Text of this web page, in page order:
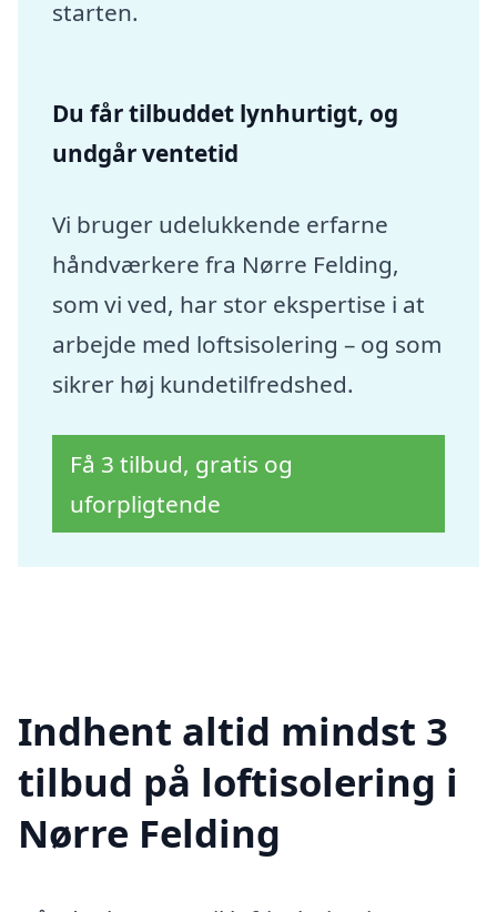
starten.
Du får tilbuddet lynhurtigt, og
undgår ventetid
Vi bruger udelukkende erfarne
håndværkere fra Nørre Felding,
som vi ved, har stor ekspertise i at
arbejde med loftsisolering – og som
sikrer høj kundetilfredshed.
Få 3 tilbud, gratis og
uforpligtende
Indhent altid mindst 3
tilbud på loftisolering i
Nørre Felding